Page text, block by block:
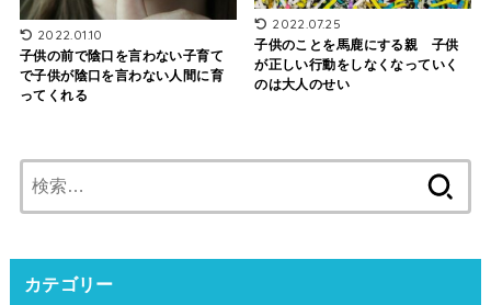
2022.01.10
子供の前で陰口を言わない子育て
で子供が陰口を言わない人間に育
ってくれる
2022.07.25
子供のことを馬鹿にする親 子供
が正しい行動をしなくなっていく
のは大人のせい
索:
カテゴリー